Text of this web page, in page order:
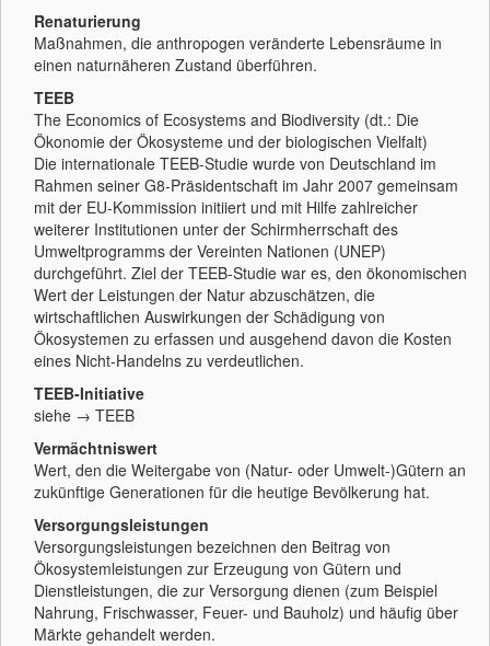
Renaturierung
Maßnahmen, die anthropogen veränderte Lebensräume in
einen naturnäheren Zustand überführen.
TEEB
The Economics of Ecosystems and Biodiversity (dt.: Die
Ökonomie der Ökosysteme und der biologischen Vielfalt)
Die internationale TEEB-Studie wurde von Deutschland im
Rahmen seiner G8-Präsidentschaft im Jahr 2007 gemeinsam
mit der EU-Kommission initiiert und mit Hilfe zahlreicher
weiterer Institutionen unter der Schirmherrschaft des
Umweltprogramms der Vereinten Nationen (UNEP)
durchgeführt. Ziel der TEEB-Studie war es, den ökonomischen
Wert der Leistungen der Natur abzuschätzen, die
wirtschaftlichen Auswirkungen der Schädigung von
Ökosystemen zu erfassen und ausgehend davon die Kosten
eines Nicht-Handelns zu verdeutlichen.
TEEB-Initiative
siehe → TEEB
Vermächtniswert
Wert, den die Weitergabe von (Natur- oder Umwelt-)Gütern an
zukünftige Generationen für die heutige Bevölkerung hat.
Versorgungsleistungen
Versorgungsleistungen bezeichnen den Beitrag von
Ökosystemleistungen zur Erzeugung von Gütern und
Dienstleistungen, die zur Versorgung dienen (zum Beispiel
Nahrung, Frischwasser, Feuer- und Bauholz) und häufig über
Märkte gehandelt werden.